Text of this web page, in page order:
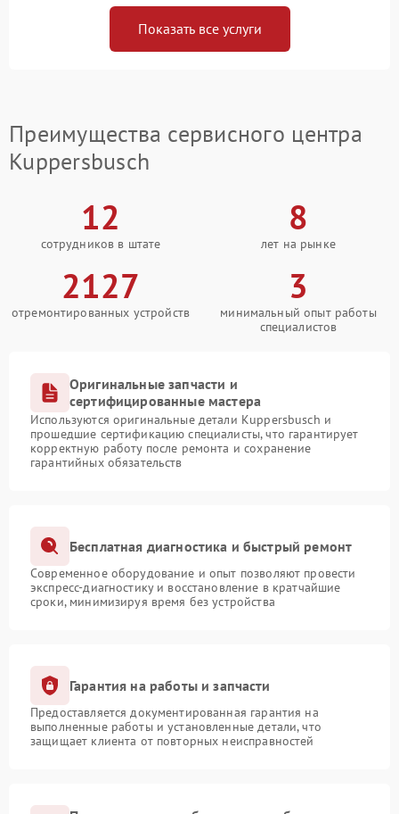
Показать все услуги
Преимущества сервисного центра
Kuppersbusch
12
сотрудников в штате
8
лет на рынке
2127
отремонтированных устройств
3
минимальный опыт работы
специалистов
Оригинальные запчасти и
сертифицированные мастера
Используются оригинальные детали Kuppersbusch и
прошедшие сертификацию специалисты, что гарантирует
корректную работу после ремонта и сохранение
гарантийных обязательств
Бесплатная диагностика и быстрый ремонт
Современное оборудование и опыт позволяют провести
экспресс-диагностику и восстановление в кратчайшие
сроки, минимизируя время без устройства
Гарантия на работы и запчасти
Предоставляется документированная гарантия на
выполненные работы и установленные детали, что
защищает клиента от повторных неисправностей